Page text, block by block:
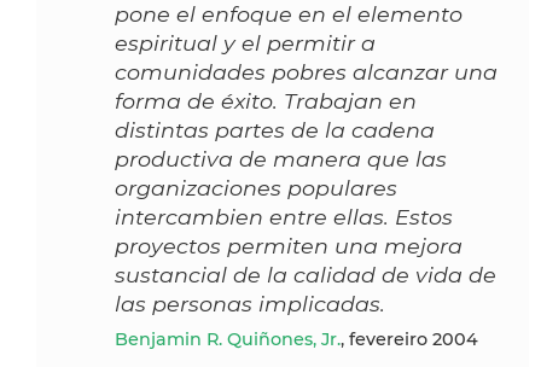
pone el enfoque en el elemento
espiritual y el permitir a
comunidades pobres alcanzar una
forma de éxito. Trabajan en
distintas partes de la cadena
productiva de manera que las
organizaciones populares
intercambien entre ellas. Estos
proyectos permiten una mejora
sustancial de la calidad de vida de
las personas implicadas.
Benjamin R. Quiñones, Jr., fevereiro 2004